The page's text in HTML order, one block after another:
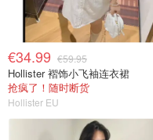
€34.99 €59.95
Hollister 褶饰小飞袖连衣裙
抢疯了！随时断货
Hollister EU